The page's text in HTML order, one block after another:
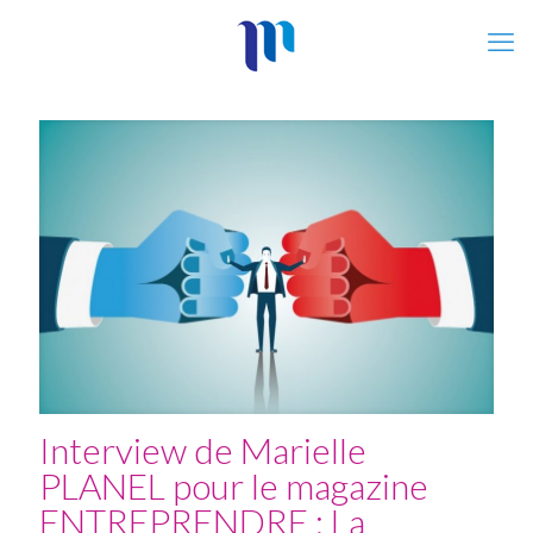
Interview de Marielle
PLANEL pour le magazine
ENTREPRENDRE : La